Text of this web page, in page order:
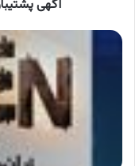
آگهی پشتیبان
آگهی